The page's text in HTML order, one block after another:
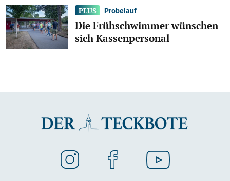
Probelauf
Die Frühschwimmer wünschen
sich Kassenpersonal